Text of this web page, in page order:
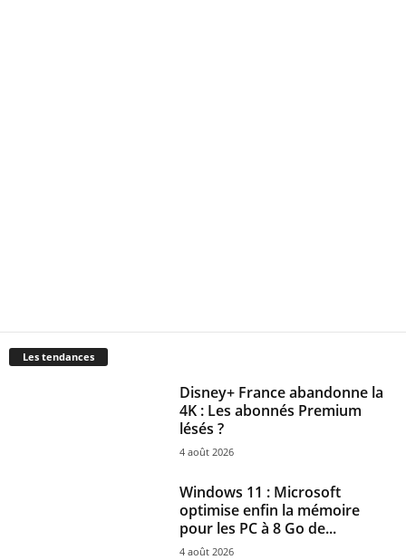
Les tendances
Disney+ France abandonne la
4K : Les abonnés Premium
lésés ?
4 août 2026
Windows 11 : Microsoft
optimise enfin la mémoire
pour les PC à 8 Go de...
4 août 2026